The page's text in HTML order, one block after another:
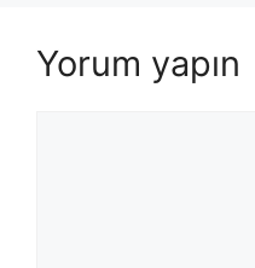
Yorum yapın